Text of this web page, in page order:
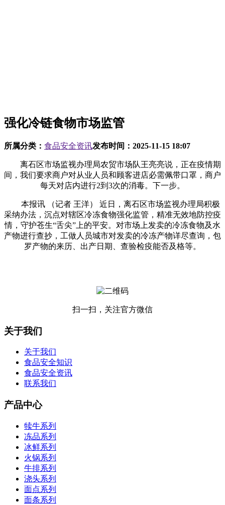
强化冷链食物市场监管
所属分类： 食品安全资讯发布时间： 2025-11-15 18:07
离石区市场监视办理局农贸市场队王亮亮说，正在疫情期
间，我们要求商户对从业人员和顾客进店必需佩带口罩，商户
每天对店内进行2到3次的消毒。下一步。
本报讯 （记者 王洋） 近日，离石区市场监视办理局积极
采纳办法，沉点对辖区冷冻食物强化监管，精准无效地防控疫
情，守护苍生“舌尖”上的平安。对市场上发卖的冷冻食物及水
产物进行查抄，工做人员城市对发卖的冷冻产物详尽查询，包
罗产物的来历、出产日期、查验检疫能否及格等。
扫一扫，关注官方微信
关于我们
关于我们
食品安全知识
食品安全资讯
联系我们
产品中心
犊牛系列
冻品系列
冰鲜系列
火锅系列
牛排系列
浇头系列
面点系列
面条系列